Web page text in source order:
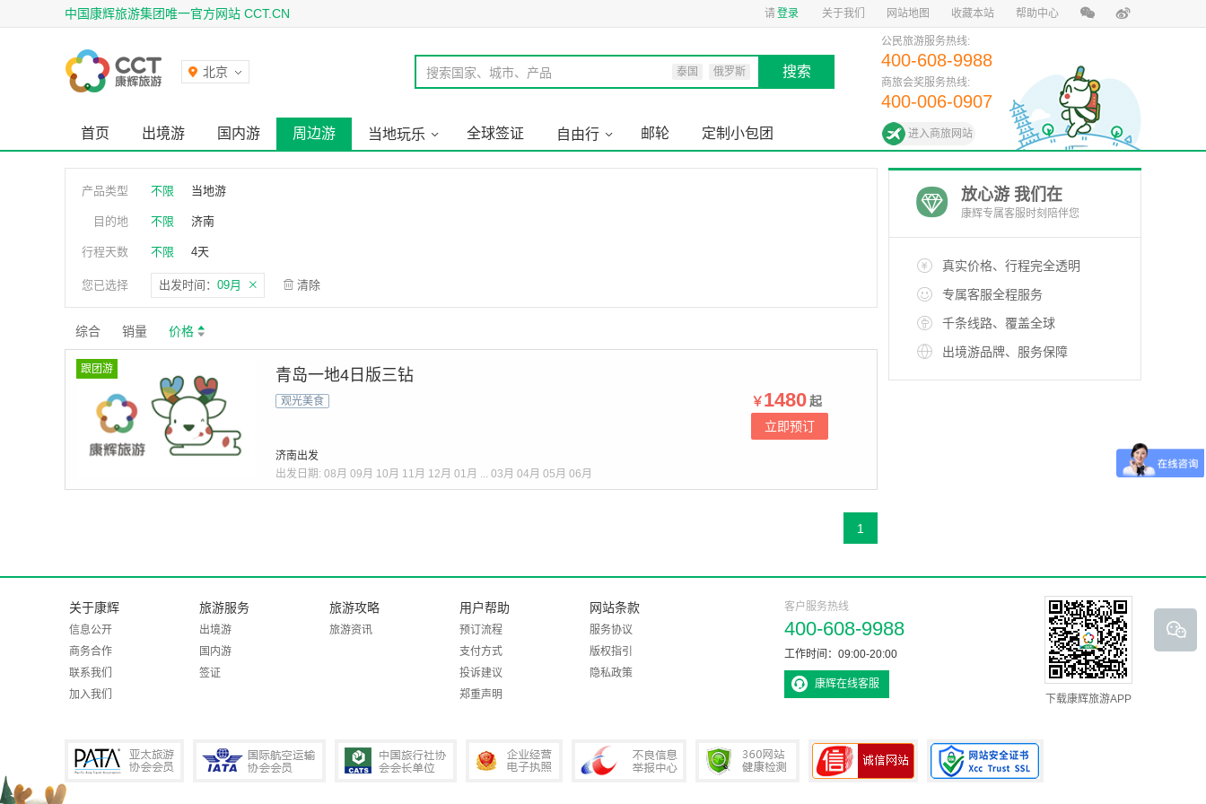
中国康辉旅游集团唯一官方网站 CCT.CN 请登录 关于我们 网站地图 收藏本站 帮助中心
北京 搜索国家、城市、产品 泰国 俄罗斯 搜索
公民旅游服务热线:
400-608-9988
商旅会奖服务热线:
400-006-0907
进入商旅网站
首页 出境游 国内游 周边游 当地玩乐 全球签证 自由行 邮轮 定制小包团
产品类型 不限 当地游
目的地 不限 济南
行程天数 不限 4天
您已选择 出发时间： 09月 清除
综合 销量 价格
跟团游 青岛一地4日版三钻
观光美食
济南出发
出发日期: 08月 09月 10月 11月 12月 01月 ... 03月 04月 05月 06月
￥1480起
立即预订
1
放心游 我们在
康辉专属客服时刻陪伴您
真实价格、行程完全透明
专属客服全程服务
千条线路、覆盖全球
出境游品牌、服务保障
关于康辉
信息公开
商务合作
联系我们
加入我们
旅游服务
出境游
国内游
签证
旅游攻略
旅游资讯
用户帮助
预订流程
支付方式
投诉建议
郑重声明
网站条款
服务协议
版权指引
隐私政策
下载康辉旅游APP
客户服务热线
400-608-9988
工作时间：09:00-20:00
康辉在线客服